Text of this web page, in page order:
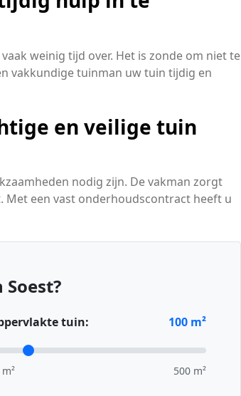
weinig tijd over. Het is zonde om niet te
vakkundige tuinman uw tuin tijdig en
en veilige tuin
nodig zijn. De vakman zorgt
een vast onderhoudscontract heeft u
tuin: 100 m²
500 m²